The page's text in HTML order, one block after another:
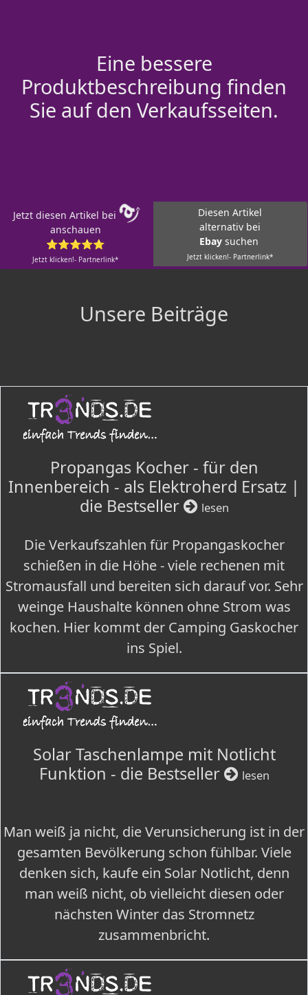
Eine bessere
Produktbeschreibung finden
Sie auf den Verkaufsseiten.
Jetzt diesen Artikel bei
anschauen
⭐⭐⭐⭐⭐
Jetzt klicken!- Partnerlink*
Diesen Artikel
alternativ bei
Ebay suchen
Jetzt klicken!- Partnerlink*
Unsere Beiträge
Propangas Kocher - für den
Innenbereich - als Elektroherd Ersatz |
die Bestseller
lesen
Die Verkaufszahlen für Propangaskocher
schießen in die Höhe - viele rechenen mit
Stromausfall und bereiten sich darauf vor. Sehr
weinge Haushalte können ohne Strom was
kochen. Hier kommt der Camping Gaskocher
ins Spiel.
Solar Taschenlampe mit Notlicht
Funktion - die Bestseller
lesen
Man weiß ja nicht, die Verunsicherung ist in der
gesamten Bevölkerung schon fühlbar. Viele
denken sich, kaufe ein Solar Notlicht, denn
man weiß nicht, ob vielleicht diesen oder
nächsten Winter das Stromnetz
zusammenbricht.